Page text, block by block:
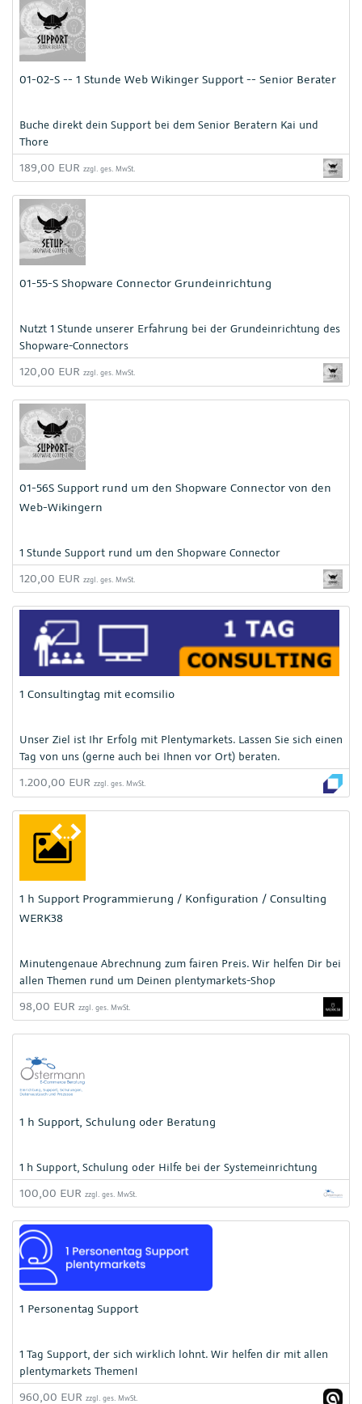
01-02-S -- 1 Stunde Web Wikinger Support -- Senior Berater
Buche direkt dein Support bei dem Senior Beratern Kai und
Thore
189,00 EUR zzgl. ges. MwSt.
01-55-S Shopware Connector Grundeinrichtung
Nutzt 1 Stunde unserer Erfahrung bei der Grundeinrichtung des
Shopware-Connectors
120,00 EUR zzgl. ges. MwSt.
01-56S Support rund um den Shopware Connector von den
Web-Wikingern
1 Stunde Support rund um den Shopware Connector
120,00 EUR zzgl. ges. MwSt.
1 Consultingtag mit ecomsilio
Unser Ziel ist Ihr Erfolg mit Plentymarkets. Lassen Sie sich einen
Tag von uns (gerne auch bei Ihnen vor Ort) beraten.
1.200,00 EUR zzgl. ges. MwSt.
1 h Support Programmierung / Konfiguration / Consulting
WERK38
Minutengenaue Abrechnung zum fairen Preis. Wir helfen Dir bei
allen Themen rund um Deinen plentymarkets-Shop
98,00 EUR zzgl. ges. MwSt.
1 h Support, Schulung oder Beratung
1 h Support, Schulung oder Hilfe bei der Systemeinrichtung
100,00 EUR zzgl. ges. MwSt.
1 Personentag Support
1 Tag Support, der sich wirklich lohnt. Wir helfen dir mit allen
plentymarkets Themen!
960,00 EUR zzgl. ges. MwSt.